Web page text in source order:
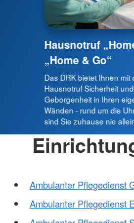
Hausnotruf
„Home & Go“
Das DRK bietet Ihnen mit
Hausnotruf Sicherheit und
Geborgenheit in Ihren
Wänden - rund um die
sind Sie zuhause nie
Ambulanter Pflegedienst
Ambulanter Pflegedienst